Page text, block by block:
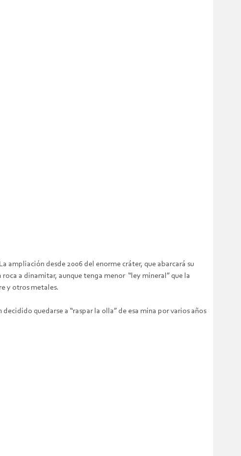
La ampliación desde 2006 del enorme cráter, que abarcará su
a dinamitar, aunque tenga menor “ley mineral” que la
y otros metales.
quedarse a “raspar la olla” de esa mina por varios años